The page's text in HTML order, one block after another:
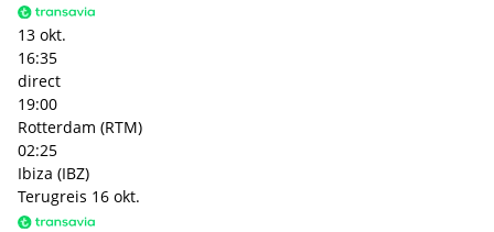
13 okt.
16:35
direct
19:00
Rotterdam (RTM)
02:25
Ibiza (IBZ)
Terugreis 16 okt.